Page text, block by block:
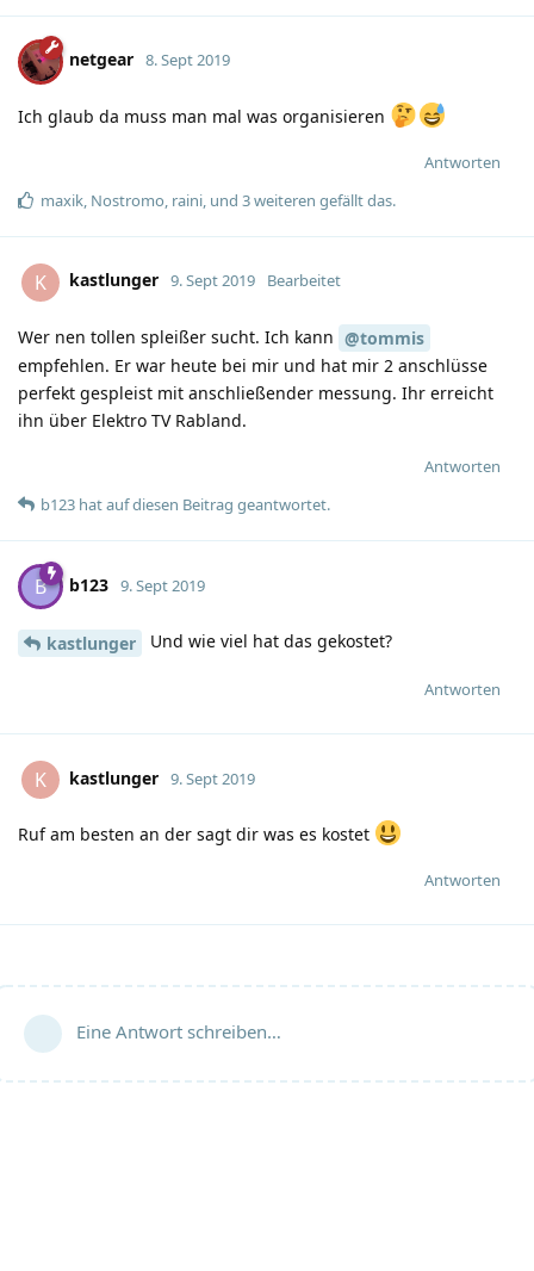
netgear 8. Sept 2019
Ich glaub da muss man mal was organisieren
Antworten
maxik Nostromo raini , und 3weiteren gefällt das.
K kastlunger 9. Sept 2019 Bearbeitet
Wer nen tollen spleißer sucht. Ich kann @tommis
empfehlen. Er war heute bei mir und hat mir 2 anschlüsse
perfekt gespleist mit anschließender messung. Ihr erreicht
ihn über Elektro TV Rabland.
Antworten
b123 hatauf diesen Beitrag geantwortet.
B b123 9. Sept 2019
kastlunger Und wie viel hat das gekostet?
Antworten
K kastlunger 9. Sept 2019
Ruf am besten an der sagt dir was es kostet
Antworten
Eine Antwort schreiben…